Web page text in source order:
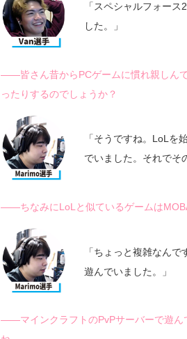
「スペシャルフォー
した。」
――皆さん昔からPCゲームに慣れ親しん
ったりするのでしょうか？
「そうですね。LoLを
でいました。それでそ
――ちなみにLoLと似ているゲームは
「ちょっと複雑なん
遊んでいました。」
――マインクラフトのPvPサーバーで遊ん